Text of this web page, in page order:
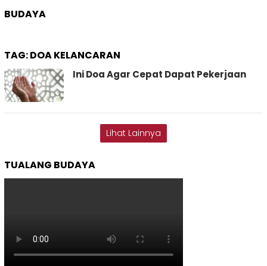
BUDAYA
TAG:DOA KELANCARAN
Ini Doa Agar Cepat Dapat Pekerjaan
Lihat Lainnya
TUALANG BUDAYA